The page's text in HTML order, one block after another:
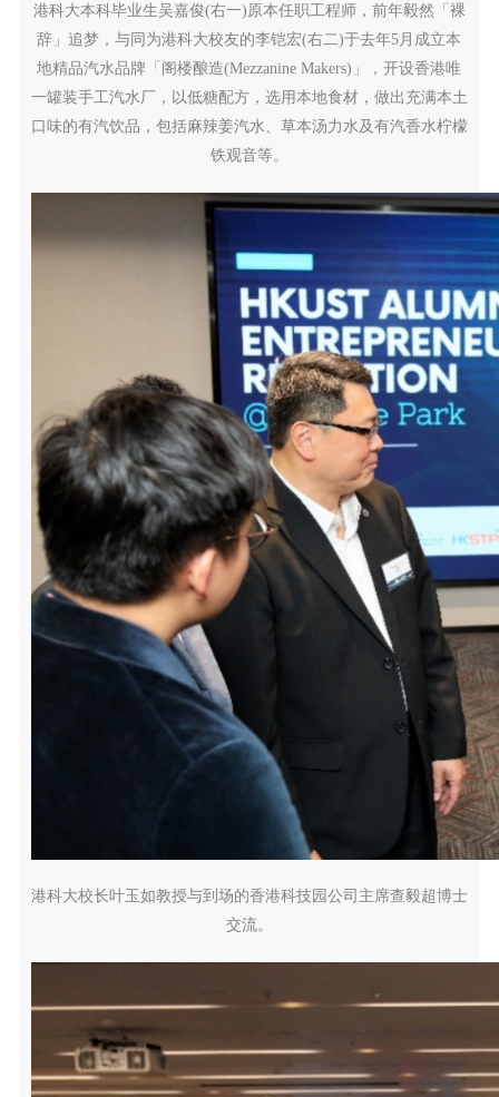
港科大本科毕业生吴嘉俊(右一)原本任职工程师，前年毅然「裸
辞」追梦，与同为港科大校友的李铠宏(右二)于去年5月成立本
地精品汽水品牌「阁楼酿造(Mezzanine Makers)」，开设香港唯
一罐装手工汽水厂，以低糖配方，选用本地食材，做出充满本土
口味的有汽饮品，包括麻辣姜汽水、草本汤力水及有汽香水柠檬
铁观音等。
港科大校长叶玉如教授与到场的香港科技园公司主席查毅超博士
交流。